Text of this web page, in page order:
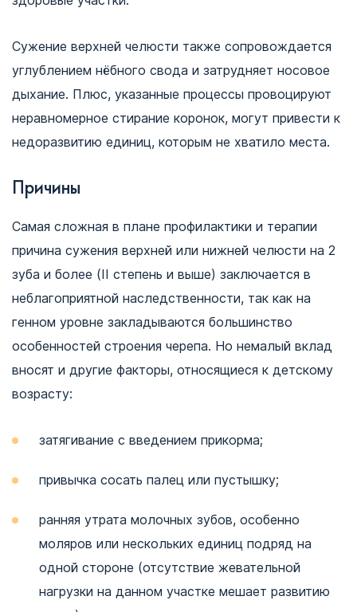
Сужение верхней челюсти также сопровождается
углублением нёбного свода и затрудняет носовое
дыхание. Плюс, указанные процессы провоцируют
неравномерное стирание коронок, могут привести к
недоразвитию единиц, которым не хватило места.
Причины
Самая сложная в плане профилактики и терапии
причина сужения верхней или нижней челюсти на 2
зуба и более (II степень и выше) заключается в
неблагоприятной наследственности, так как на
генном уровне закладываются большинство
особенностей строения черепа. Но немалый вклад
вносят и другие факторы, относящиеся к детскому
возрасту:
затягивание с введением прикорма;
привычка сосать палец или пустышку;
ранняя утрата молочных зубов, особенно
моляров или нескольких единиц подряд на
одной стороне (отсутствие жевательной
нагрузки на данном участке мешает развитию